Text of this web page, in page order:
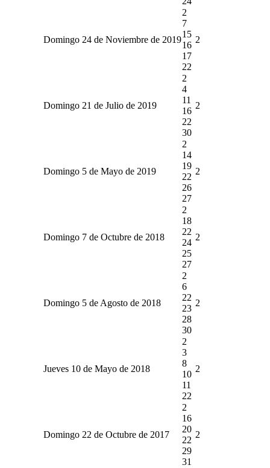
Domingo 24 de Noviembre de 2019
2
7
15
16
17
22
2
Domingo 21 de Julio de 2019
2
4
11
16
22
30
2
Domingo 5 de Mayo de 2019
2
14
19
22
26
27
2
Domingo 7 de Octubre de 2018
2
18
22
24
25
27
2
Domingo 5 de Agosto de 2018
2
6
22
23
28
30
2
Jueves 10 de Mayo de 2018
2
3
8
10
11
22
2
Domingo 22 de Octubre de 2017
2
16
20
22
29
31
2